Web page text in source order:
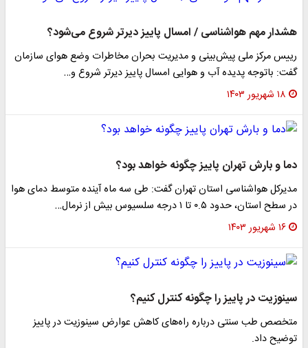
هشدار مهم هواشناسی / امسال پاییز دیرتر شروع می‌شود؟
رییس مرکز ملی پیش‌بینی و مدیریت بحران مخاطرات وضع هوای سازمان
گفت: باتوجه پدیده آب و هوایی امسال پاییز دیرتر شروع و…
۱۸ شهریور ۱۴۰۳
دما و بارش تهران پاییز چگونه خواهد بود؟
مدیرکل هواشناسی استان تهران گفت: طی سه ماه آینده متوسط دمای هوا
در سطح استان، حدود ۰.۵ تا ۱ درجه سلسیوس بیش از نرمال…
۱۶ شهریور ۱۴۰۳
سینوزیت در پاییز را چگونه کنترل کنیم؟
متخصص طب سنتی درباره راه‌های کاهش عوارض سینوزیت در پاییز
توضیح داد.